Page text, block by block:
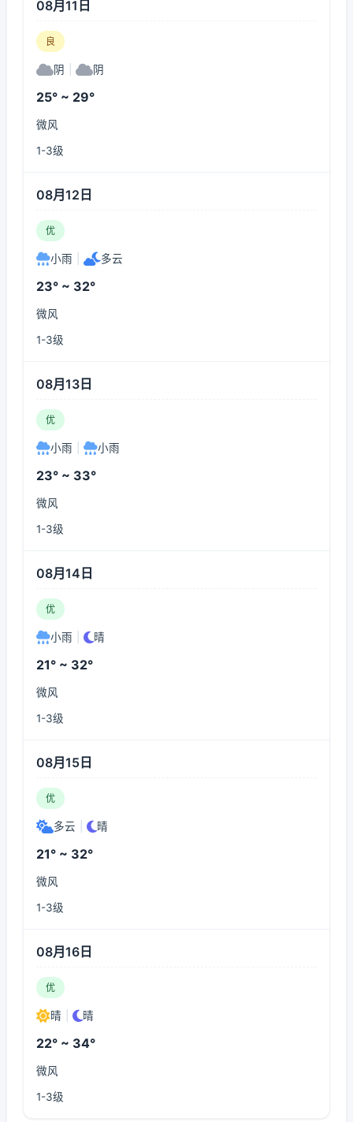
08月11日
良
阴 阴
25° ~ 29°
微风
1-3级
08月12日
优
小雨 多云
23° ~ 32°
微风
1-3级
08月13日
优
小雨 小雨
23° ~ 33°
微风
1-3级
08月14日
优
小雨 晴
21° ~ 32°
微风
1-3级
08月15日
优
多云 晴
21° ~ 32°
微风
1-3级
08月16日
优
晴 晴
22° ~ 34°
微风
1-3级